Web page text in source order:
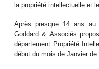
la propriété intellectuelle et
Après presque 14 ans
Goddard & Associés
département Propriété
début du mois de Janvier de